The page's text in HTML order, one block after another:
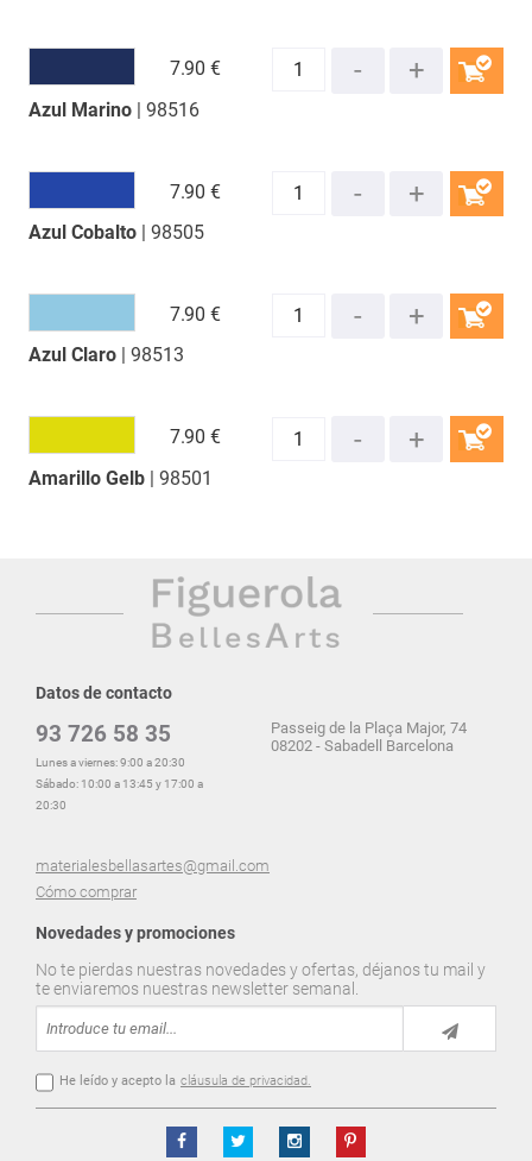
Azul Marino| 98516
7.90 €
Azul Cobalto| 98505
7.90 €
Azul Claro| 98513
7.90 €
Amarillo Gelb| 98501
7.90 €
Datos de contacto
93 726 58 35
Lunes a viernes: 9:00 a 20:30
Sábado: 10:00 a 13:45 y 17:00 a
20:30
materialesbellasartes@gmail.com
Cómo comprar
Passeig de la Plaça Major, 74
08202 - Sabadell Barcelona
Novedades y promociones
No te pierdas nuestras novedades y ofertas, déjanos tu mail y
te enviaremos nuestras newsletter semanal.
He leído y acepto la cláusula de privacidad.